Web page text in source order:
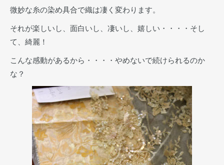
微妙な糸の染め具合で織は凄く変わります。
それが楽しいし、面白いし、凄いし、嬉しい・・・・そし
て、綺麗！
こんな感動があるから・・・・やめないで続けられるのか
な？